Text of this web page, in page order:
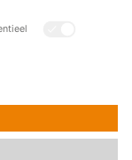
Regalanlagen